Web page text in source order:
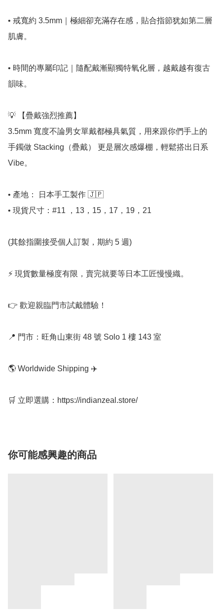
• 戒寬約 3.5mm｜極細卻充滿存在感，貼合指節犹如第二層
肌膚。
• 時間的專屬印記｜隨配戴漸顯獨特氧化層，越戴越有復古
韻味。
💡 【疊戴強烈推薦】
3.5mm 寬度不論男女單戴都極具氣質，用來跟你們手上的
手鐲做 Stacking（疊戴） 更是層次感爆棚，輕鬆搭出日系
Vibe。
• 產地： 日本手工製作 🇯🇵
• 現貨尺寸：#11 ，13，15，17，19，21
(其餘指圍接受個人訂製，期約 5 週)
⚡ 現貨數量極度有限，賣完就要等日本工匠慢慢織。
👉 歡迎親臨門市試戴體驗！
📍 門市：旺角山東街 48 號 Solo 1 樓 143 室
🌎 Worldwide Shipping ✈️
🛒 立即選購：https://indianzeal.store/
你可能感興趣的商品